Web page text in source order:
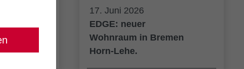
17. Juni 2026
EDGE: neuer
Wohnraum in Bremen
Horn-Lehe.